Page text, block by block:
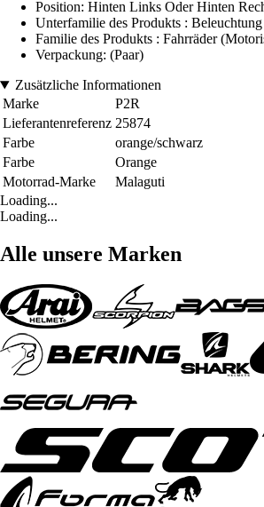
Position: Hinten Links Oder Hinten
Unterfamilie des Produkts : Beleuchtung
Familie des Produkts : Fahrräder
Verpackung: (Paar)
Zusätzliche Informationen
Marke
P2R
Lieferantenreferenz 25874
Farbe
orange/schwarz
Farbe
Orange
Motorrad-Marke
Malaguti
Loading...
Loading...
Alle unsere Marken